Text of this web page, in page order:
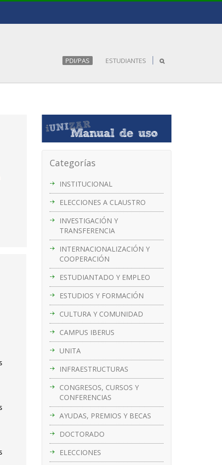
PDI/PAS ESTUDIANTES
Categorías
INSTITUCIONAL
ELECCIONES A CLAUSTRO
INVESTIGACIÓN Y
TRANSFERENCIA
INTERNACIONALIZACIÓN Y
COOPERACIÓN
ESTUDIANTADO Y EMPLEO
ESTUDIOS Y FORMACIÓN
CULTURA Y COMUNIDAD
CAMPUS IBERUS
UNITA
INFRAESTRUCTURAS
CONGRESOS, CURSOS Y
CONFERENCIAS
AYUDAS, PREMIOS Y BECAS
DOCTORADO
ELECCIONES